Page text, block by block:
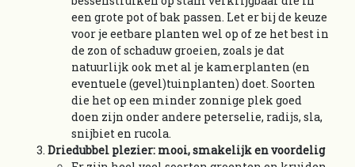
een grote pot of bak passen. Let er bij de keuze
voor je eetbare planten wel op of ze het best in
de zon of schaduw groeien, zoals je dat
natuurlijk ook met al je kamerplanten (en
eventuele (gevel)tuinplanten) doet. Soorten
die het op een minder zonnige plek goed
doen zijn onder andere peterselie, radijs, sla,
snijbiet en rucola.
Driedubbel plezier: mooi, smakelijk en voordelig